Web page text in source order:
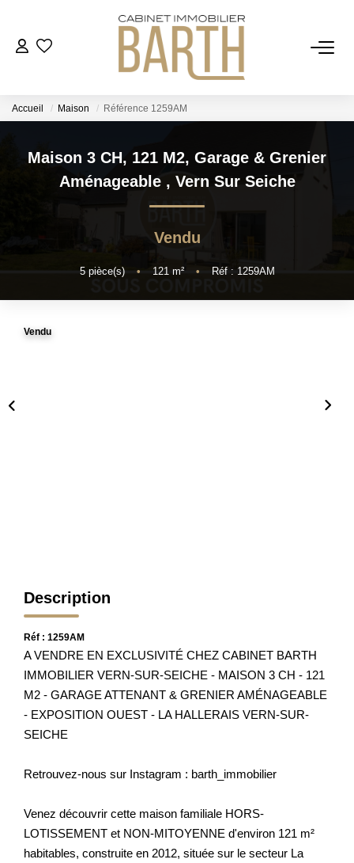
ESTIMER
VENDRE
AGENCE
Accueil Maison Référence 1259AM
Maison 3 CH, 121 M2, Garage & Grenier
Aménageable , Vern Sur Seiche
Vendu
5pièce(s) • 121 m² • Réf : 1259AM
Vendu
Description
Réf : 1259AM
A VENDRE EN EXCLUSIVITÉ CHEZ CABINET BARTH
IMMOBILIER VERN-SUR-SEICHE - MAISON 3 CH - 121
M2 - GARAGE ATTENANT & GRENIER AMÉNAGEABLE
- EXPOSITION OUEST - LA HALLERAIS VERN-SUR-
SEICHE
Retrouvez-nous sur Instagram : barth_immobilier
Venez découvrir cette maison familiale HORS-
LOTISSEMENT et NON-MITOYENNE d'environ 121 m²
habitables, construite en 2012, située sur le secteur La